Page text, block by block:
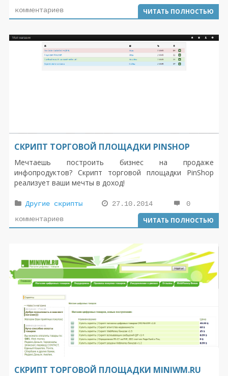
используемый скрипт до актуальной версии. Весьма
эстетичный шаблон
MonsterFilms для DLEбыл
построены на мегапопулярном движке DLE.
комментариев ЧИТАТЬ ПОЛНОСТЬЮ
СКРИПТ ТОРГОВОЙ ПЛОЩАДКИ PINSHOP
Мечтаешь построить бизнес на продаже
инфопродуктов? Скрипт торговой площадки PinShop
реализует ваши мечты в доход!
Другие скрипты 27.10.2014
0
комментариев
ЧИТАТЬ ПОЛНОСТЬЮ
СКРИПТ ТОРГОВОЙ ПЛОЩАДКИ MINIWM.RU